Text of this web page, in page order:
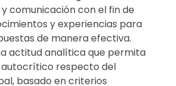
comunicación con el fin de
y experiencias para
de manera efectiva.
actitud analítica que permita
respecto del
basado en criterios